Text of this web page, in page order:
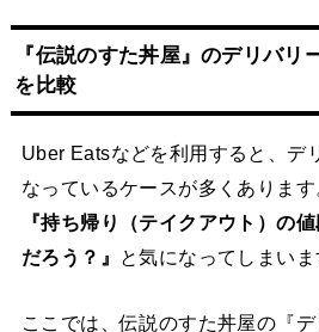
『伝説のすた丼屋』のデリバリ
を比較
Uber Eatsなどを利用すると、デ
なっているケースが多くありま
『持ち帰り（テイクアウト）の
だろう？』
と気になってしまいま
ここでは、伝説のすた丼屋の『